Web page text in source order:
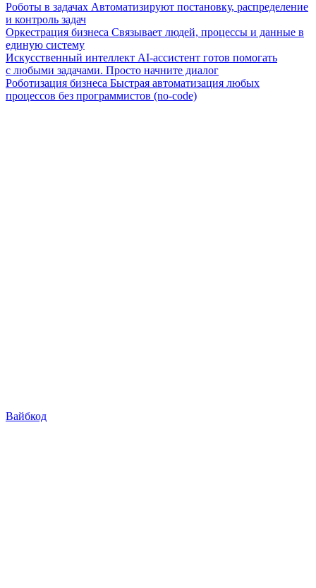
Роботы в задачах Автоматизируют постановку, распределение
и контроль задач
Оркестрация бизнеса Связывает людей, процессы и данные в
единую систему
Искусственный интеллект AI-ассистент готов помогать
с любыми задачами. Просто начните диалог
Роботизация бизнеса Быстрая автоматизация любых
процессов без программистов (no-code)
Вайбкод